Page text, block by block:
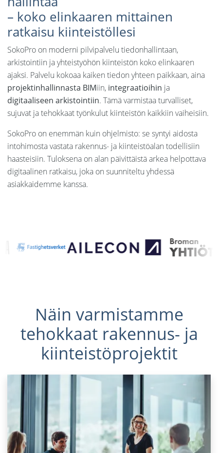
– koko elinkaaren mittainen
ratkaisu kiinteistöllesi
SokoPro on moderni pilvipalvelu tiedonhallintaan,
arkistointiin ja yhteistyöhön kiinteistön koko elinkaaren
ajaksi. Palvelu kokoaa kaiken tiedon yhteen paikkaan, aina
projektinhallinnasta BIMiin, integraatioihin ja
digitaaliseen arkistointiin. Tämä varmistaa turvalliset,
sujuvat ja tehokkaat työnkulut kiinteistön kaikkiin vaiheisiin.
SokoPro on enemmän kuin ohjelmisto: se syntyi aidosta
intohimosta vastata rakennus- ja kiinteistöalan todellisiin
haasteisiin. Tuloksena on alan päivittäistä arkea helpottava
digitaalinen ratkaisu, joka on suunniteltu yhdessä
asiakkaidemme kanssa.
Näin varmistamme
tehokkaat rakennus- ja
kiinteistöprojektit